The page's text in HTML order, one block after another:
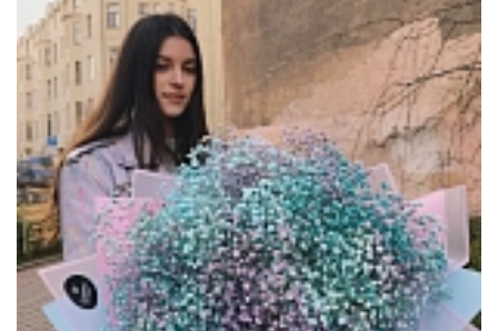
Лизы Чайкиной 25
работаем круглосуточно